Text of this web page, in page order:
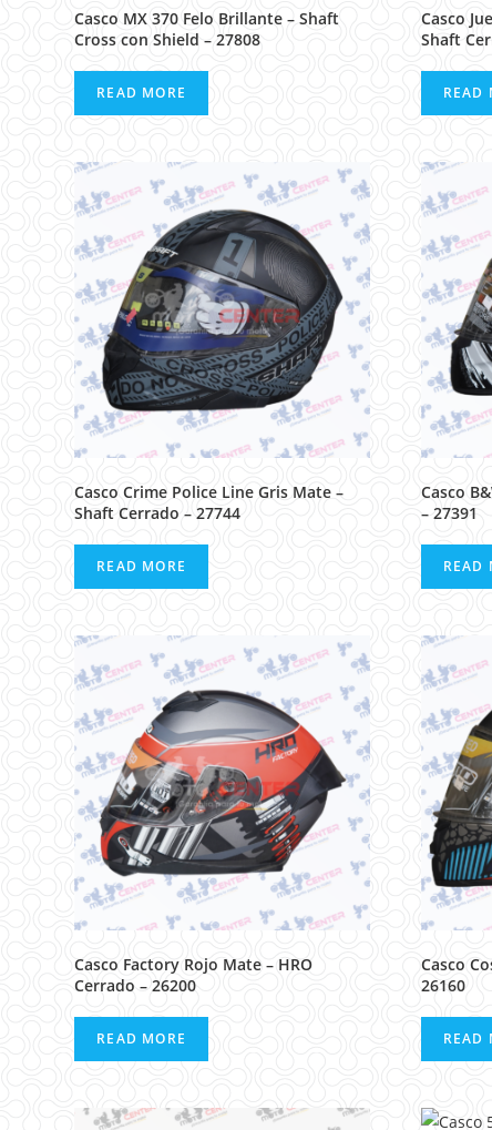
Casco MX 370 Felo Brillante – Shaft
Cross con Shield – 27808
READ MORE
Casco
Shaft
READ
Casco Crime Police Line Gris Mate –
Shaft Cerrado – 27744
READ MORE
Casco
– 27391
READ
Casco Factory Rojo Mate – HRO
Cerrado – 26200
READ MORE
Casco
26160
READ